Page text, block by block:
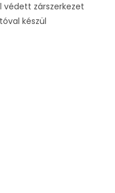
zárszerkezet
készül